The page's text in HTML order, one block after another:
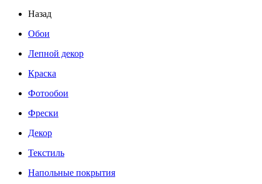
Назад
Обои
Лепной декор
Краска
Фотообои
Фрески
Декор
Текстиль
Напольные покрытия